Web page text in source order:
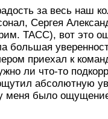
за весь наш
Сергея
ТАСС), вот это
большая
приехал к
ли что-то
абсолютную
меня было